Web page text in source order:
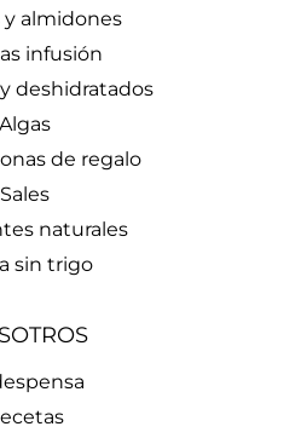
y almidones
infusión
deshidratados
Algas
de regalo
Sales
naturales
sin trigo